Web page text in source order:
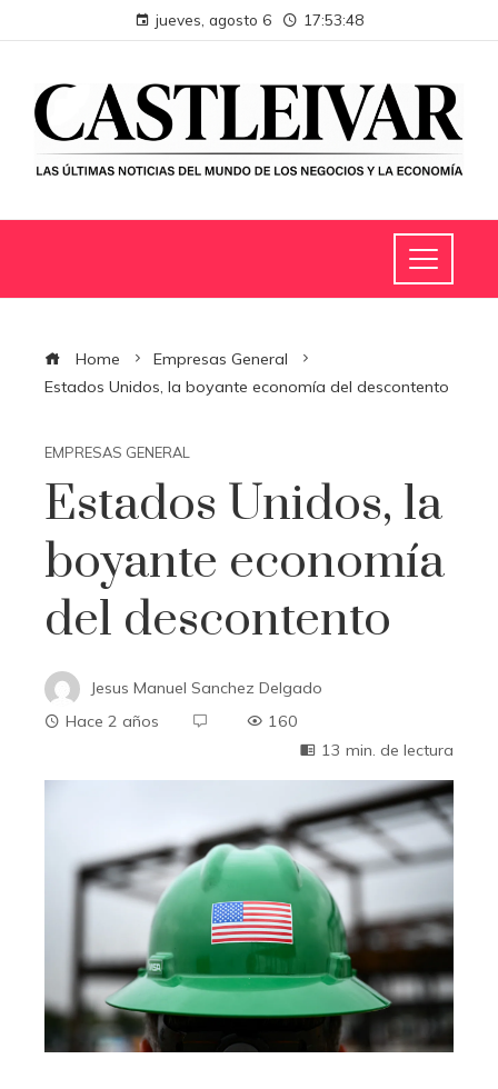
jueves, agosto 6 17:53:49
Home
Empresas General
Estados Unidos, la boyante economía del descontento
EMPRESAS GENERAL
Estados Unidos, la
boyante economía
del descontento
Jesus Manuel Sanchez Delgado
Hace 2 años
160
13 min. de lectura